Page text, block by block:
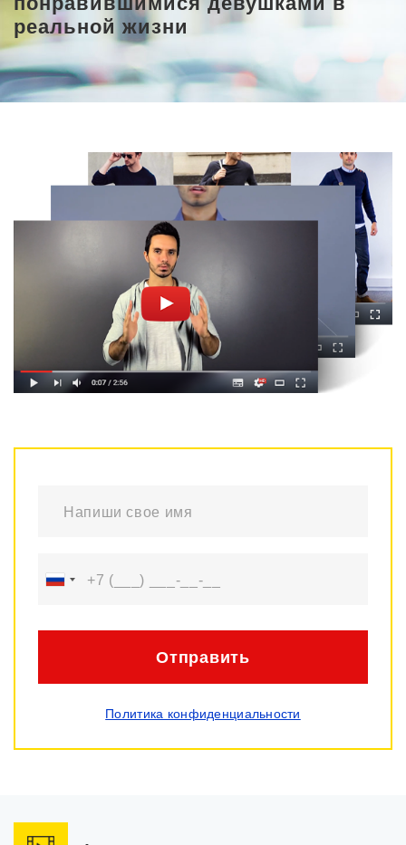
реальной жизни
Отправить
Политика конфиденциальности